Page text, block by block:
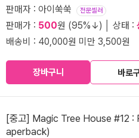
판매자 : 아이쑥쑥 전문셀러
판매가 : 500원 (95%↓) │ 상태 :
배송비 : 40,000원 미만 3,500원
장바구니 바로
[중고] Magic Tree House #12
aperback)